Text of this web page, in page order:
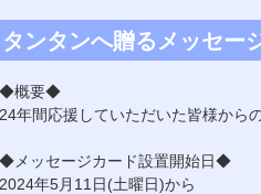
タンタンへ贈るメッセー
◆概要◆
24年間応援していただいた皆様から
◆メッセージカード設置開始日◆
2024年5月11日(土曜日)から